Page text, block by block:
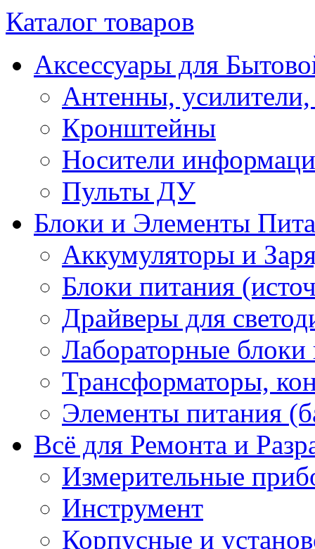
Каталог товаров
Аксессуары для
Антенны, усилители,
Кронштейны
Носители
Пульты ДУ
Блоки и Элементы
Аккумуляторы и
Блоки питания
Драйверы для
Лабораторные блоки
Трансформаторы,
Элементы питания
Всё для Ремонта и
Измерительные
Инструмент
Корпусные и